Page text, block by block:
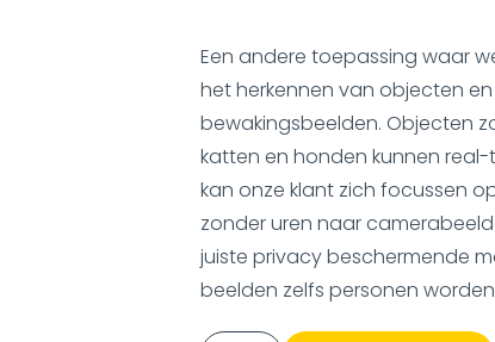
Een andere toepassing waar
het herkennen van objecten
bewakingsbeelden. Objecten
katten en honden kunnen
kan onze klant zich focussen
zonder uren naar
juiste privacy beschermende
beelden zelfs personen